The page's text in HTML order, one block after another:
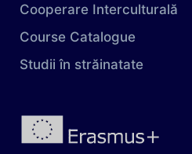
Cooperare Interculturală
Course Catalogue
Studii în străinatate